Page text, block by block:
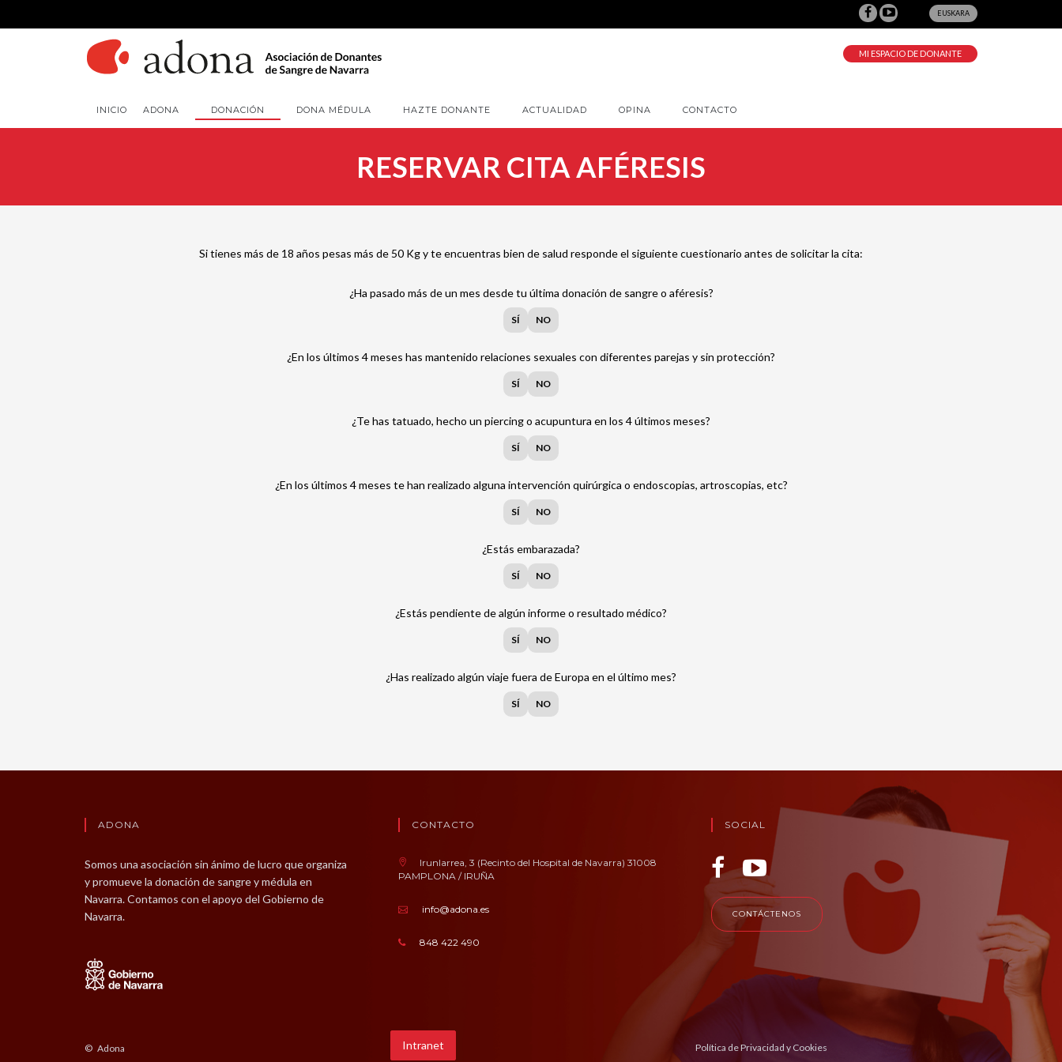
EUSKARA
MI ESPACIO DE DONANTE
INICIO ADONA DONACIÓN DONA MÉDULA HAZTE DONANTE ACTUALIDAD OPINA CONTACTO
RESERVAR CITA AFÉRESIS
Si tienes más de 18 años pesas más de 50 Kg y te encuentras bien de salud responde el siguiente cuestionario antes de solicitar la cita:
¿Ha pasado más de un mes desde tu última donación de sangre o aféresis?
SÍ NO
¿En los últimos 4 meses has mantenido relaciones sexuales con diferentes parejas y sin protección?
SÍ NO
¿Te has tatuado, hecho un piercing o acupuntura en los 4 últimos meses?
SÍ NO
¿En los últimos 4 meses te han realizado alguna intervención quirúrgica o endoscopias, artroscopias, etc?
SÍ NO
¿Estás embarazada?
SÍ NO
¿Estás pendiente de algún informe o resultado médico?
SÍ NO
¿Has realizado algún viaje fuera de Europa en el último mes?
SÍ NO
ADONA
Somos una asociación sin ánimo de lucro que organiza
y promueve la donación de sangre y médula en
Navarra. Contamos con el apoyo del Gobierno de
Navarra.
CONTACTO
Irunlarrea, 3 (Recinto del Hospital de Navarra) 31008
PAMPLONA / IRUÑA
info@adona.es
848 422 490
SOCIAL
CONTÁCTENOS
© Adona Intranet Política de Privacidad y Cookies